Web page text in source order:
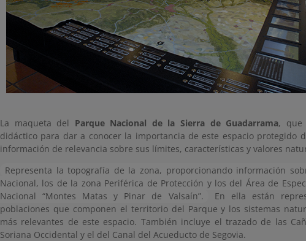
La maqueta del Parque Nacional de la Sierra de Guadarrama, que
didáctico para dar a conocer la importancia de este espacio protegido
información de relevancia sobre sus límites, características y valores
Representa la topografía de la zona, proporcionando información
Nacional, los de la zona Periférica de Protección y los del Área de
Nacional “Montes Matas y Pinar de Valsaín”.
En ella están
poblaciones que componen el territorio del Parque y los sistemas
más relevantes de este espacio. También incluye el trazado de las
Soriana Occidental y el del Canal del Acueducto de Segovia.